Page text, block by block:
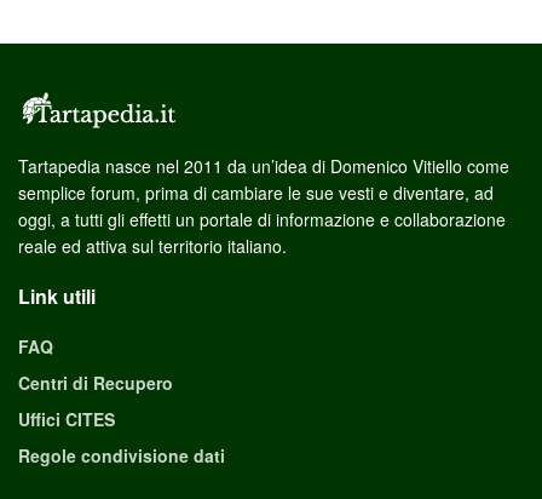
Tartapedia nasce nel 2011 da un’idea di Domenico Vitiello come
semplice forum, prima di cambiare le sue vesti e diventare, ad
oggi, a tutti gli effetti un portale di informazione e collaborazione
reale ed attiva sul territorio italiano.
Link utili
FAQ
Centri di Recupero
Uffici CITES
Regole condivisione dati